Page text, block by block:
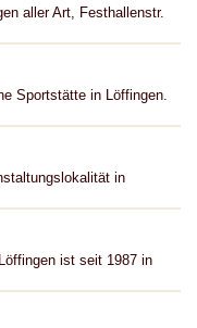
aller Art, Festhallenstr.
Sportstätte in Löffingen.
in
ist seit 1987 in